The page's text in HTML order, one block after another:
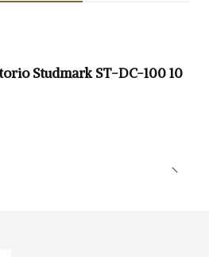
Studmark ST-DC-100 10